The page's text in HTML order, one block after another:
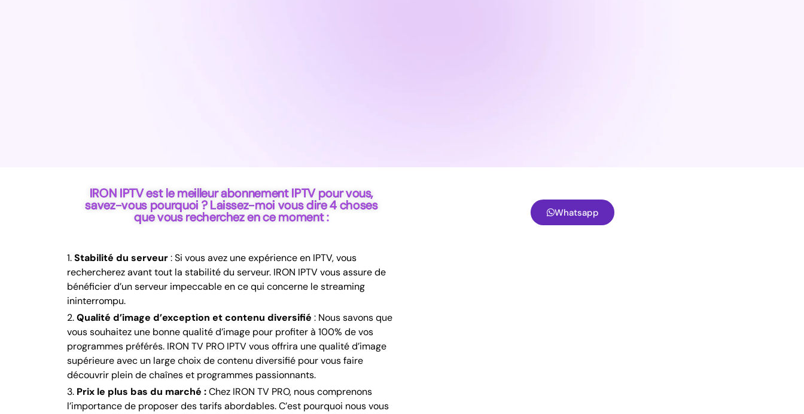
IRON IPTV est le meilleur abonnement IPTV pour vous,
savez-vous pourquoi ? Laissez-moi vous dire 4 choses
que vous recherchez en ce moment :
Stabilité du serveur:Si vous avez une expérience en IPTV, vous
rechercherez avant tout la stabilité du serveur. IRON IPTV vous assure de
bénéficier d’un serveur impeccable en ce qui concerne le streaming
ininterrompu.
Qualité d’image d’exception et contenu diversifié : Nous savons que
vous souhaitez une bonne qualité d’image pour profiter à 100% de vos
programmes préférés. IRON TV PRO IPTV vous offrira une qualité d’image
supérieure avec un large choix de contenu diversifié pour vous faire
découvrir plein de chaînes et programmes passionnants.
Prix le plus bas du marché :Chez IRON TV PRO, nous comprenons
l’importance de proposer des tarifs abordables. C’est pourquoi nous vous
Whatsapp